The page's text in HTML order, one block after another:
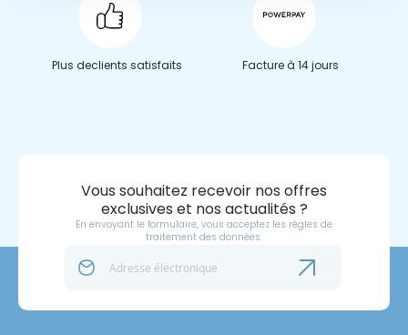
Plus declients satisfaits Facture à 14 jours
Vous souhaitez recevoir nos offres
exclusives et nos actualités ?
En envoyant le formulaire, vous acceptez les règles de
traitement des données.